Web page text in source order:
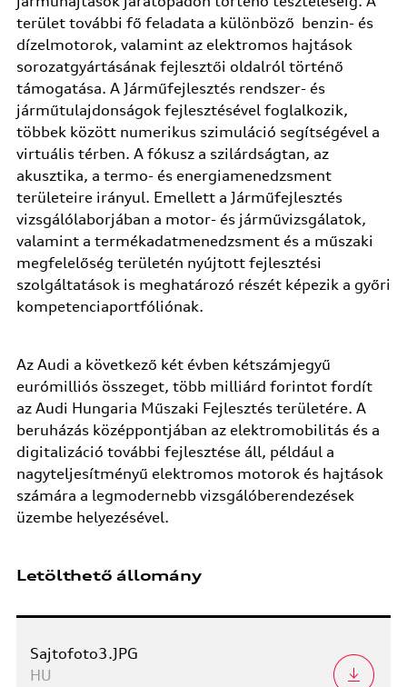
terület további fő feladata a különböző benzin- és
dízelmotorok, valamint az elektromos hajtások
sorozatgyártásának fejlesztői oldalról történő
támogatása. A Járműfejlesztés rendszer- és
járműtulajdonságok fejlesztésével foglalkozik,
többek között numerikus szimuláció segítségével a
virtuális térben. A fókusz a szilárdságtan, az
akusztika, a termo- és energiamenedzsment
területeire irányul. Emellett a Járműfejlesztés
vizsgálólaborjában a motor- és járművizsgálatok,
valamint a termékadatmenedzsment és a műszaki
megfelelőség területén nyújtott fejlesztési
szolgáltatások is meghatározó részét képezik a győri
kompetenciaportfóliónak.
Az Audi a következő két évben kétszámjegyű
eurómilliós összeget, több milliárd forintot fordít
az Audi Hungaria Műszaki Fejlesztés területére. A
beruházás középpontjában az elektromobilitás és a
digitalizáció további fejlesztése áll, például a
nagyteljesítményű elektromos motorok és hajtások
számára a legmodernebb vizsgálóberendezések
üzembe helyezésével.
Letölthető állomány
Sajtofoto3.JPG
HU